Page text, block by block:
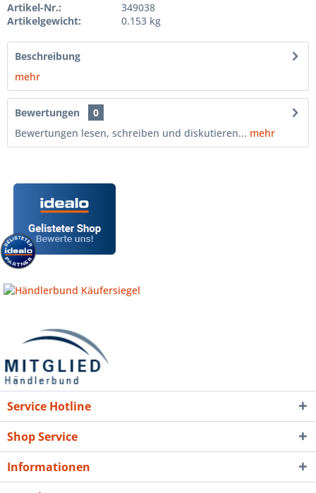
Artikel-Nr.:
349038
Artikelgewicht:
0.153 kg
Beschreibung
mehr
Bewertungen
0
Bewertungen lesen, schreiben und diskutieren... mehr
Service Hotline
Shop Service
Informationen